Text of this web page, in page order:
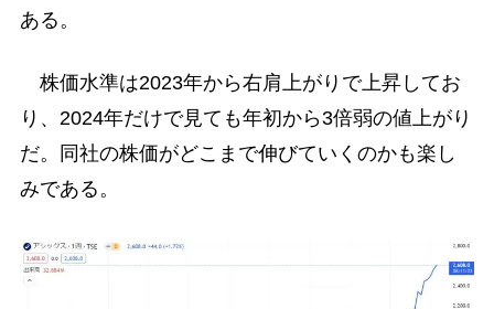
ある。
株価水準は2023年から右肩上がりで上昇してお
り、2024年だけで見ても年初から3倍弱の値上がり
だ。同社の株価がどこまで伸びていくのかも楽し
みである。